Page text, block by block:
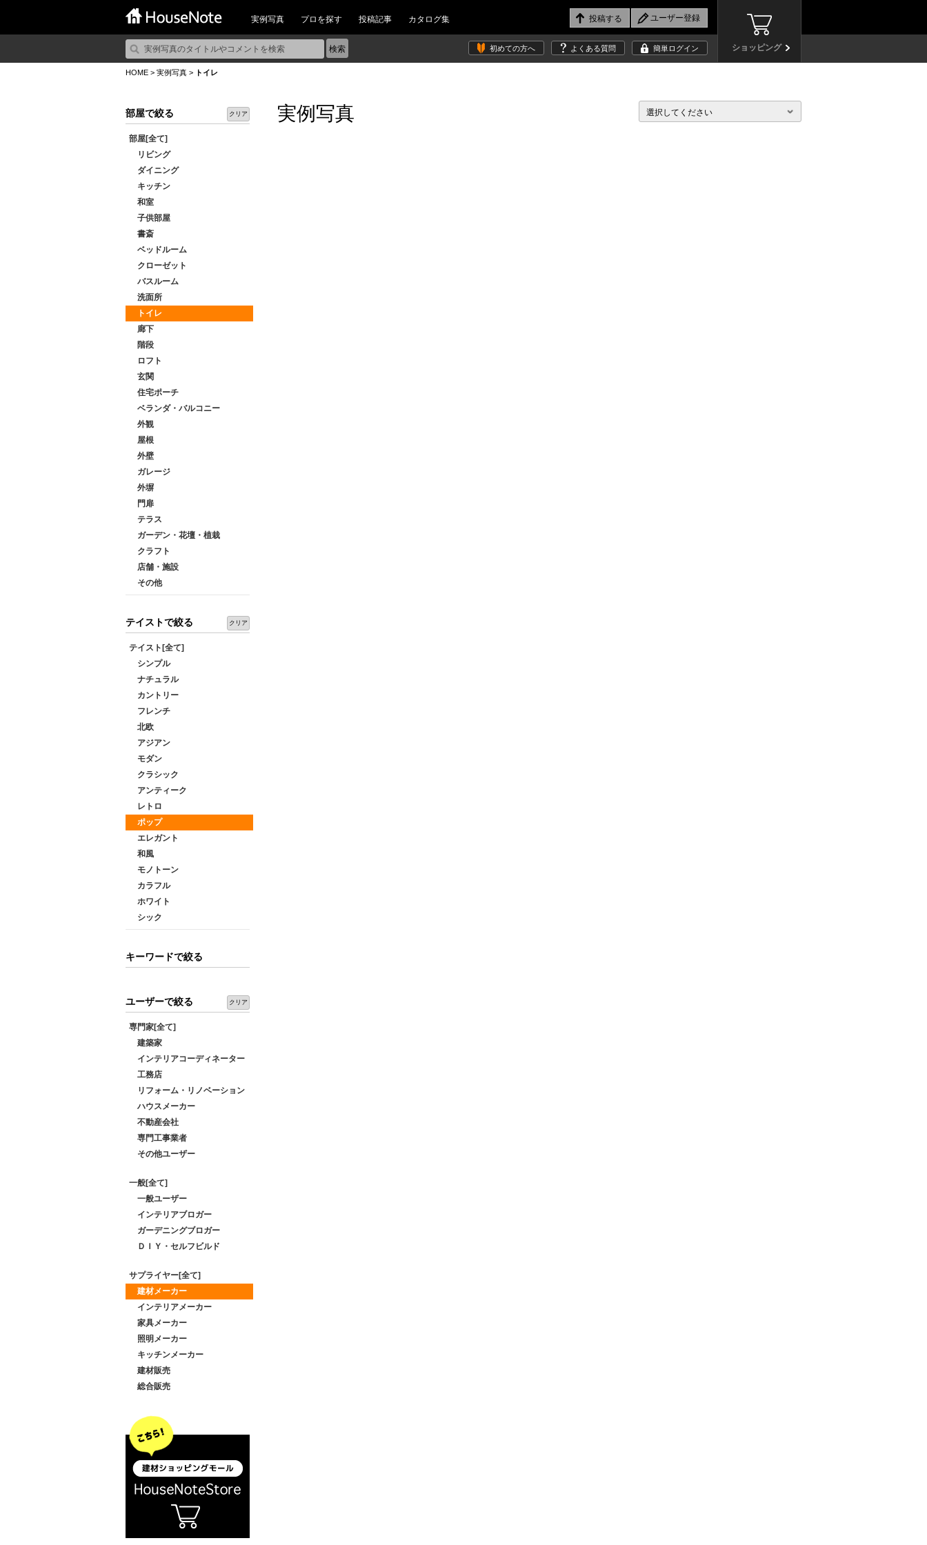
実例写真 プロを探す 投稿記事 カタログ集
ショッピング
初めての方へ よくある質問 簡単ログイン
HOME > 実例写真 > トイレ
部屋で絞る クリア
部屋[全て]
リビング
ダイニング
キッチン
和室
子供部屋
書斎
ベッドルーム
クローゼット
バスルーム
洗面所
トイレ
廊下
階段
ロフト
玄関
住宅ポーチ
ベランダ・バルコニー
外観
屋根
外壁
ガレージ
外塀
門扉
テラス
ガーデン・花壇・植栽
クラフト
店舗・施設
その他
テイストで絞る クリア
テイスト[全て]
シンプル
ナチュラル
カントリー
フレンチ
北欧
アジアン
モダン
クラシック
アンティーク
レトロ
ポップ
エレガント
和風
モノトーン
カラフル
ホワイト
シック
キーワードで絞る
ユーザーで絞る クリア
専門家[全て]
建築家
インテリアコーディネーター
工務店
リフォーム・リノベーション
ハウスメーカー
不動産会社
専門工事業者
その他ユーザー
一般[全て]
一般ユーザー
インテリアブロガー
ガーデニングブロガー
ＤＩＹ・セルフビルド
サプライヤー[全て]
建材メーカー
インテリアメーカー
家具メーカー
照明メーカー
キッチンメーカー
建材販売
総合販売
実例写真 選択してください